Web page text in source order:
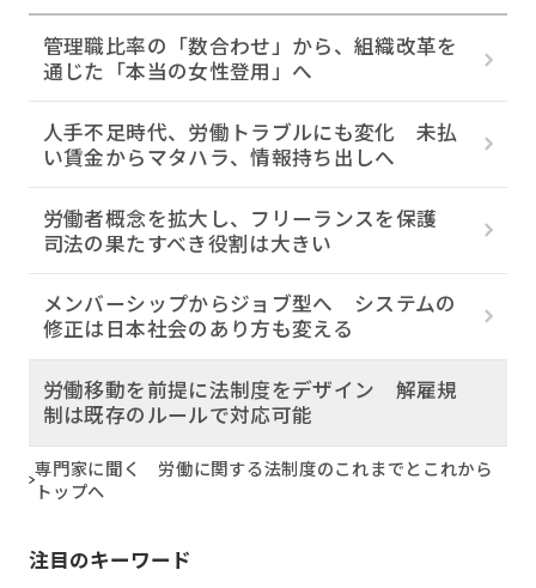
管理職比率の「数合わせ」から、組織改革を
通じた「本当の女性登用」へ
人手不足時代、労働トラブルにも変化 未払
い賃金からマタハラ、情報持ち出しへ
労働者概念を拡大し、フリーランスを保護
司法の果たすべき役割は大きい
メンバーシップからジョブ型へ システムの
修正は日本社会のあり方も変える
労働移動を前提に法制度をデザイン 解雇規
制は既存のルールで対応可能
専門家に聞く 労働に関する法制度のこれまでとこれから
トップへ
注目のキーワード